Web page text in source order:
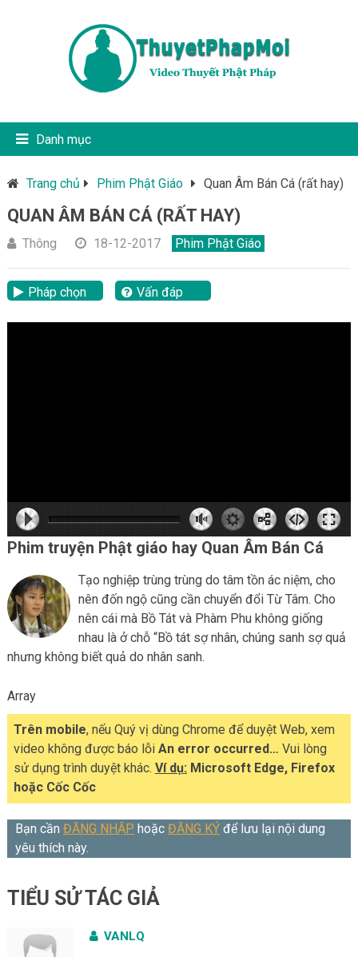
Danh mục
Trang chủ Phim Phật Giáo Quan Âm Bán Cá (rất hay)
QUAN ÂM BÁN CÁ (RẤT HAY)
Thông 18-12-2017 Phim Phật Giáo
Pháp chọn
Vấn đáp
hd2160
hd2160
hd1440
highres
hd1080
hd720
large
medium
small
tiny
Phim truyện Phật giáo hay Quan Âm Bán Cá
Tạo nghiệp trùng trùng do tâm tồn ác niệm, cho
nên đốn ngộ cũng cần chuyển đổi Từ Tâm. Cho
nên cái mà Bồ Tát và Phàm Phu không giống
nhau là ở chỗ “Bồ tát sợ nhân, chúng sanh sợ quả
nhưng không biết quả do nhân sanh.
Array
Trên mobile, nếu Quý vị dùng Chrome để duyệt Web, xem
video không được báo lỗi An error occurred… Vui lòng
sử dụng trình duyệt khác. Ví dụ: Microsoft Edge, Firefox
hoặc Cốc Cốc
Bạn cần ĐĂNG NHẬP hoặc ĐĂNG KÝđể lưu lại nội dung
yêu thích này.
TIỂU SỬ TÁC GIẢ
VANLQ